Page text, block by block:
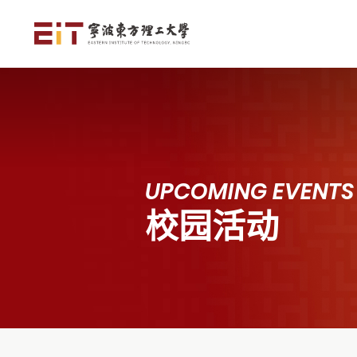
UPCOMING EVENTS
校园活动